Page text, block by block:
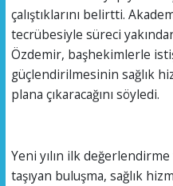
çalıştıklarını belirtti.
tecrübesiyle süreci
Özdemir, başhekimlerle
güçlendirilmesinin sağlık
plana çıkaracağını söyledi.
Yeni yılın ilk
taşıyan buluşma, sağlık